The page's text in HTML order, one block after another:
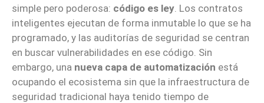
simple pero poderosa: código es ley . Los contratos
inteligentes ejecutan de forma inmutable lo que se ha
programado, y las auditorías de seguridad se centran
en buscar vulnerabilidades en ese código. Sin
embargo, una nueva capa de automatización está
ocupando el ecosistema sin que la infraestructura de
seguridad tradicional haya tenido tiempo de